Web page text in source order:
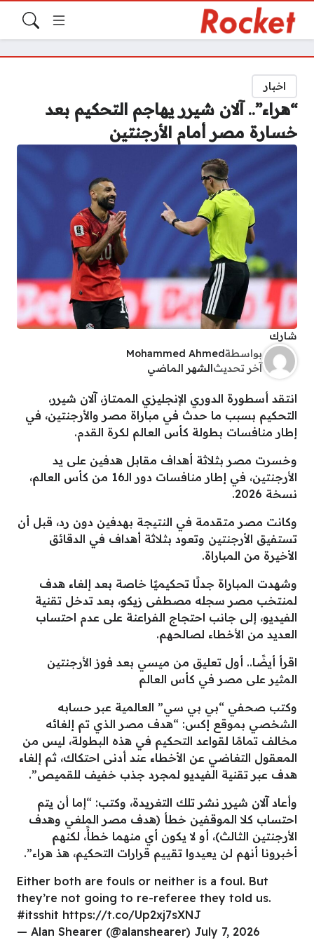
اخبار
“هراء”.. آلان شيرر يهاجم التحكيم بعد
خسارة مصر أمام الأرجنتين
شارك
بواسطةMohammed Ahmed
آخر تحديث الشهر الماضي
انتقد أسطورة الدوري الإنجليزي الممتاز، آلان شيرر،
التحكيم بسبب ما حدث في مباراة مصر والأرجنتين، في
إطار منافسات بطولة كأس العالم لكرة القدم.
وخسرت مصر بثلاثة أهداف مقابل هدفين على يد
الأرجنتين، في إطار منافسات دور الـ16 من كأس العالم،
نسخة 2026.
وكانت مصر متقدمة في النتيجة بهدفين دون رد، قبل أن
تستفيق الأرجنتين وتعود بثلاثة أهداف في الدقائق
الأخيرة من المباراة.
وشهدت المباراة جدلًا تحكيميًا خاصة بعد إلغاء هدف
لمنتخب مصر سجله مصطفى زيكو، بعد تدخل تقنية
الفيديو، إلى جانب احتجاج الفراعنة على عدم احتساب
العديد من الأخطاء لصالحهم.
اقرأ أيضًا.. أول تعليق من ميسي بعد فوز الأرجنتين
المثير على مصر في كأس العالم
وكتب صحفي “بي بي سي” العالمية عبر حسابه
الشخصي بموقع إكس: “هدف مصر الذي تم إلغائه
مخالف تمامًا لقواعد التحكيم في هذه البطولة، ليس من
المعقول التغاضي عن الأخطاء عند أدنى احتكاك، ثم إلغاء
هدف عبر تقنية الفيديو لمجرد جذب خفيف للقميص”.
وأعاد آلان شيرر نشر تلك التغريدة، وكتب: “إما أن يتم
احتساب كلا الموقفين خطأ (هدف مصر الملغي وهدف
الأرجنتين الثالث)، أو لا يكون أي منهما خطأً، لكنهم
أخبرونا أنهم لن يعيدوا تقييم قرارات التحكيم، هذ هراء”.
Either both are fouls or neither is a foul. But
they’re not going to re-referee they told us.
#itsshit https://t.co/Up2xj7sXNJ
— Alan Shearer (@alanshearer) July 7, 2026